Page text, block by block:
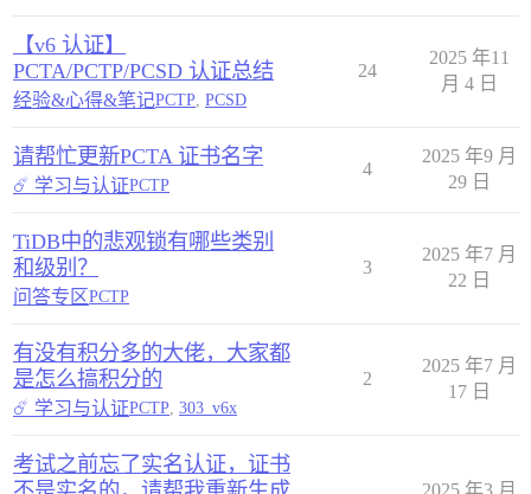
【v6 认证】
PCTA/PCTP/PCSD 认证总结
经验&心得&笔记PCTP PCSD
24
2025 年11
月 4 日
请帮忙更新PCTA 证书名字
☄️ 学习与认证PCTP
4
2025 年9 月
29 日
TiDB中的悲观锁有哪些类别
和级别？
问答专区PCTP
3
2025 年7 月
22 日
有没有积分多的大佬，大家都
是怎么搞积分的
☄️ 学习与认证PCTP 303_v6x
2
2025 年7 月
17 日
考试之前忘了实名认证，证书
2025 年3 月